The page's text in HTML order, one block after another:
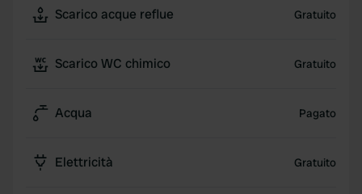
Scarico acque reflue Gratuito
Scarico WC chimico Gratuito
Acqua Pagato
Elettricità Gratuito